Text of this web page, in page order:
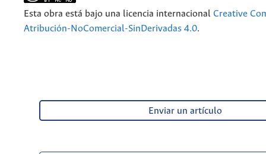
Esta obra está bajo una licencia internacional Creative
Atribución-NoComercial-SinDerivadas 4.0.
Enviar un artículo